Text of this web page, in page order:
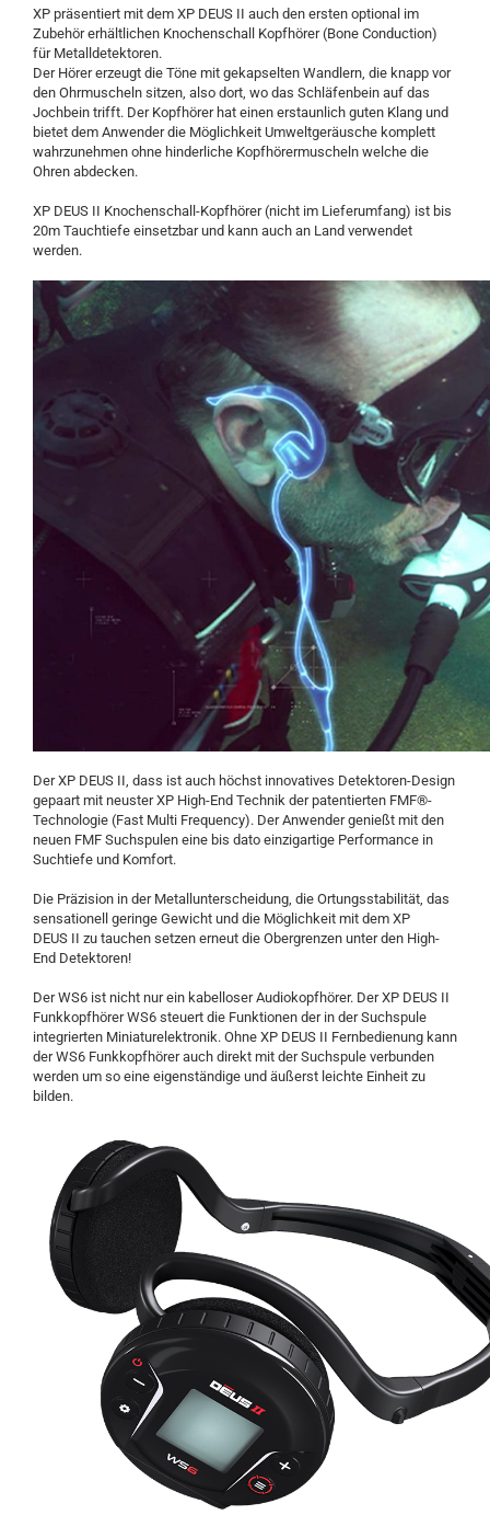
XP präsentiert mit dem XP DEUS II auch den ersten optional im
Zubehör erhältlichen Knochenschall Kopfhörer (Bone Conduction)
für Metalldetektoren.
Der Hörer erzeugt die Töne mit gekapselten Wandlern, die knapp vor
den Ohrmuscheln sitzen, also dort, wo das Schläfenbein auf das
Jochbein trifft. Der Kopfhörer hat einen erstaunlich guten Klang und
bietet dem Anwender die Möglichkeit Umweltgeräusche komplett
wahrzunehmen ohne hinderliche Kopfhörermuscheln welche die
Ohren abdecken.
XP DEUS II Knochenschall-Kopfhörer (nicht im Lieferumfang) ist bis
20m Tauchtiefe einsetzbar und kann auch an Land verwendet
werden.
Der XP DEUS II, dass ist auch höchst innovatives Detektoren-Design
gepaart mit neuster XP High-End Technik der patentierten FMF®-
Technologie (Fast Multi Frequency). Der Anwender genießt mit den
neuen FMF Suchspulen eine bis dato einzigartige Performance in
Suchtiefe und Komfort.
Die Präzision in der Metallunterscheidung, die Ortungsstabilität, das
sensationell geringe Gewicht und die Möglichkeit mit dem XP
DEUS II zu tauchen setzen erneut die Obergrenzen unter den High-
End Detektoren!
Der WS6 ist nicht nur ein kabelloser Audiokopfhörer. Der XP DEUS II
Funkkopfhörer WS6 steuert die Funktionen der in der Suchspule
integrierten Miniaturelektronik. Ohne XP DEUS II Fernbedienung kann
der WS6 Funkkopfhörer auch direkt mit der Suchspule verbunden
werden um so eine eigenständige und äußerst leichte Einheit zu
bilden.